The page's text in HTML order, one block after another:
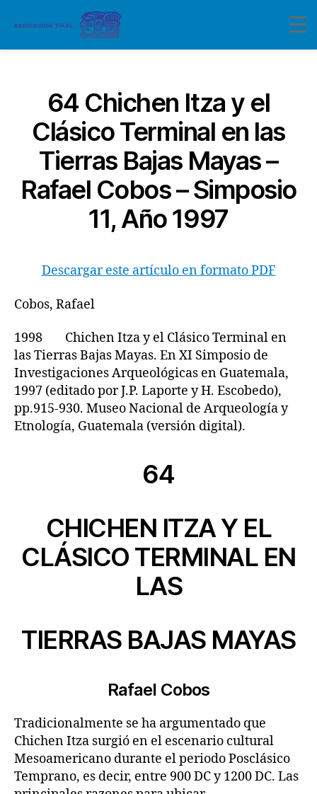
64 Chichen Itza y el
Clásico Terminal en las
Tierras Bajas Mayas –
Rafael Cobos – Simposio
11, Año 1997
Descargar este artículo en formato PDF
Cobos, Rafael
1998 Chichen Itza y el Clásico Terminal en
las Tierras Bajas Mayas. En XI Simposio de
Investigaciones Arqueológicas en Guatemala,
1997 (editado por J.P. Laporte y H. Escobedo),
pp.915-930. Museo Nacional de Arqueología y
Etnología, Guatemala (versión digital).
64
CHICHEN ITZA Y EL
CLÁSICO TERMINAL EN
LAS
TIERRAS BAJAS MAYAS
Rafael Cobos
Tradicionalmente se ha argumentado que
Chichen Itza surgió en el escenario cultural
Mesoamericano durante el periodo Posclásico
Temprano, es decir, entre 900 DC y 1200 DC. Las